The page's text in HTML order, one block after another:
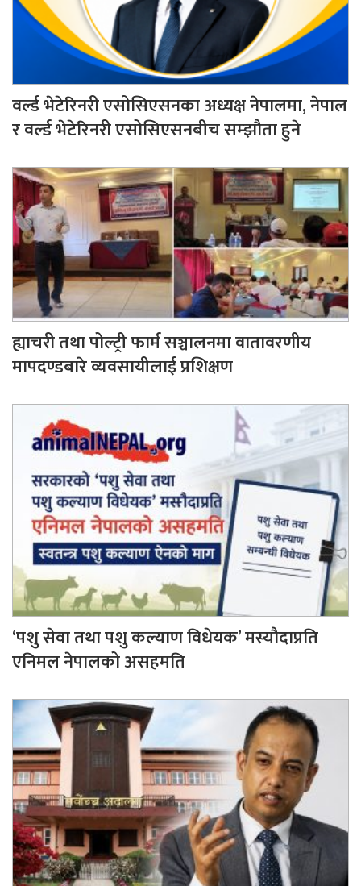
वर्ल्ड भेटेरिनरी एसोसिएसनका अध्यक्ष नेपालमा, नेपाल
र वर्ल्ड भेटेरिनरी एसोसिएसनबीच सम्झौता हुने
ह्याचरी तथा पोल्ट्री फार्म सञ्चालनमा वातावरणीय
मापदण्डबारे व्यवसायीलाई प्रशिक्षण
‘पशु सेवा तथा पशु कल्याण विधेयक’ मस्यौदाप्रति
एनिमल नेपालको असहमति